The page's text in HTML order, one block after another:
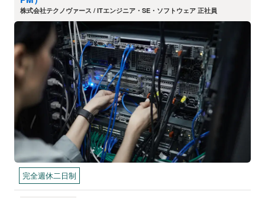
株式会社テクノヴァース / ITエンジニア・SE・ソフトウェア 正社員
完全週休二日制